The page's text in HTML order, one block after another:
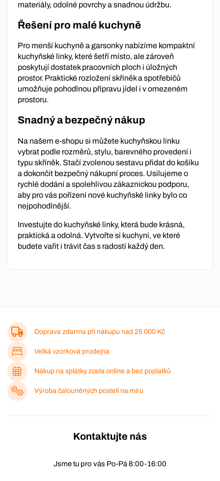
materiály, odolné povrchy a snadnou údržbu.
Řešení pro malé kuchyně
Pro menší kuchyně a garsonky nabízíme kompaktní
kuchyňské linky, které šetří místo, ale zároveň
poskytují dostatek pracovních ploch i úložných
prostor. Praktické rozložení skříněk a spotřebičů
umožňuje pohodlnou přípravu jídel i v omezeném
prostoru.
Snadný a bezpečný nákup
Na našem e-shopu si můžete kuchyňskou linku
vybrat podle rozměrů, stylu, barevného provedení i
typu skříněk. Stačí zvolenou sestavu přidat do košíku
a dokončit bezpečný nákupní proces. Usilujeme o
rychlé dodání a spolehlivou zákaznickou podporu,
aby pro vás pořízení nové kuchyňské linky bylo co
nejpohodlnější.
Investujte do kuchyňské linky, která bude krásná,
praktická a odolná. Vytvořte si kuchyni, ve které
budete vařit i trávit čas s radostí každý den.
Doprava zdarma při nákupu nad 25 000 Kč
Velká vzorková prodejna
Nákup na splátky zcela online a bez poplatků
Výroba čalouněných postelí na míru
Kontaktujte nás
Jsme tu pro vás Po-Pá 8:00-16:00